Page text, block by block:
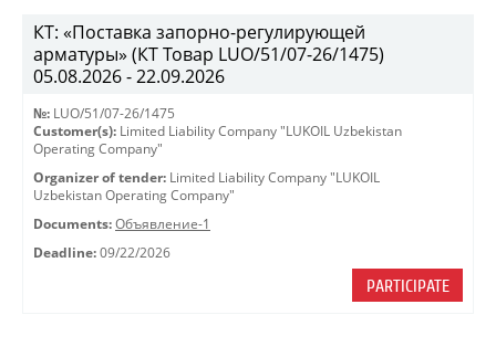
КТ: «Поставка запорно-регулирующей
арматуры» (КТ Товар LUO/51/07-26/1475)
05.08.2026 - 22.09.2026
№: LUO/51/07-26/1475
Customer(s): Limited Liability Company "LUKOIL Uzbekistan
Operating Company"
Organizer of tender: Limited Liability Company "LUKOIL
Uzbekistan Operating Company"
Documents: Объявление-1
Deadline: 09/22/2026
PARTICIPATE